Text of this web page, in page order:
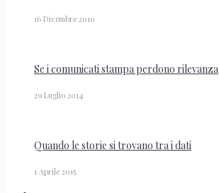
16 Dicembre 2010
Se i comunicati stampa perdono rilevanza
29 Luglio 2014
Quando le storie si trovano tra i dati
1 Aprile 2015